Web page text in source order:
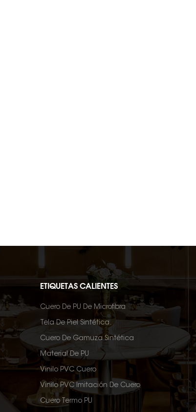
ETIQUETAS CALIENTES
Cuero De PU De Microfibra
Tela De Piel Sintética.
Cuero De Gamuza Sintética
Material De PU
Vinilo PVC Cuero
Vinilo PVC Imitación De Cuero
Cuero Termo PU